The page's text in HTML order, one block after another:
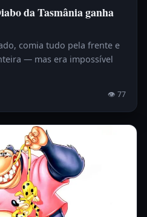
da Tasmânia ganha
comia tudo pela frente e
— mas era impossível
👁 77